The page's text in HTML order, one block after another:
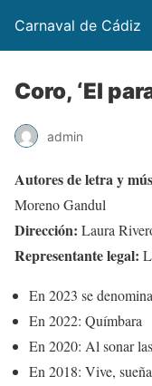
Carnaval de Cádiz
Coro, ‘El
admin
Autores de letra y
Moreno Gandul
Dirección: Laura
Representante legal:
En 2023 se
En 2022: Químbara
En 2020: Al sonar
En 2018: Vive,